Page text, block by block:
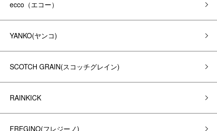
ecco（エコー）
YANKO(ヤンコ)
SCOTCH GRAIN(スコッチグレイン)
RAINKICK
FREGINO(フレジーノ)